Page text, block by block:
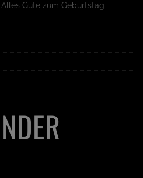
Gute zum Geburtstag